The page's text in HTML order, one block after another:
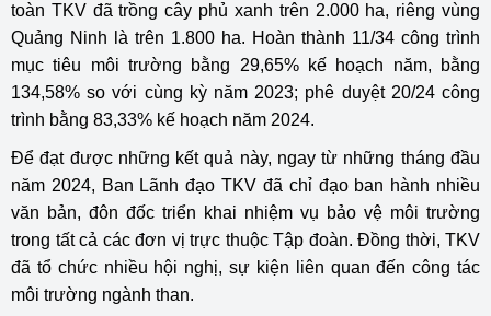
toàn TKV đã trồng cây phủ xanh trên 2.000 ha, riêng vùng
Quảng Ninh là trên 1.800 ha. Hoàn thành 11/34 công trình
mục tiêu môi trường bằng 29,65% kế hoạch năm, bằng
134,58% so với cùng kỳ năm 2023; phê duyệt 20/24 công
trình bằng 83,33% kế hoạch năm 2024.
Để đạt được những kết quả này, ngay từ những tháng đầu
năm 2024, Ban Lãnh đạo TKV đã chỉ đạo ban hành nhiều
văn bản, đôn đốc triển khai nhiệm vụ bảo vệ môi trường
trong tất cả các đơn vị trực thuộc Tập đoàn. Đồng thời, TKV
đã tổ chức nhiều hội nghị, sự kiện liên quan đến công tác
môi trường ngành than.